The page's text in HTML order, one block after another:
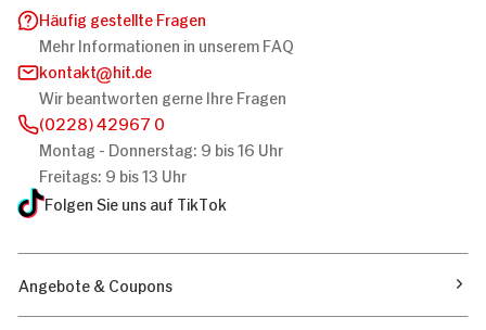
Häufig gestellte Fragen
Mehr Informationen in unserem FAQ
kontakt
hit.de
Wir beantworten gerne Ihre Fragen
(0228) 42967 0
Montag - Donnerstag: 9 bis 16 Uhr
Freitags: 9 bis 13 Uhr
Folgen Sie uns auf TikTok
Angebote & Coupons